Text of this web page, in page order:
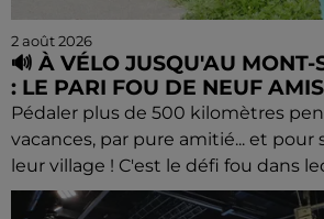
2 août 2026
🔊 À VÉLO JUSQU'AU MONT-
: LE PARI FOU DE NEUF
Pédaler plus de 500 kilomètres
vacances, par pure amitié... et pour
leur village ! C'est le défi fou dans